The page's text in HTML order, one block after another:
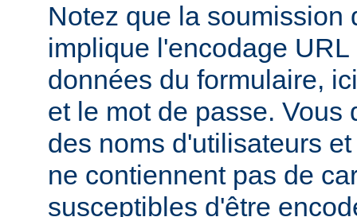
Notez que la soumission
implique l'encodage
données du formulaire,
et le mot de passe. Vous
des noms d'utilisateurs
ne contiennent pas de
susceptibles d'être